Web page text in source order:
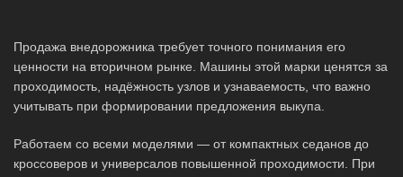
Продажа внедорожника требует точного понимания его
ценности на вторичном рынке. Машины этой марки ценятся за
проходимость, надёжность узлов и узнаваемость, что важно
учитывать при формировании предложения выкупа.
Работаем со всеми моделями — от компактных седанов до
кроссоверов и универсалов повышенной проходимости. При